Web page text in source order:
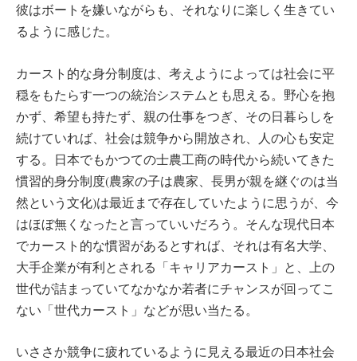
彼はボートを嫌いながらも、それなりに楽しく生きてい
るように感じた。
カースト的な身分制度は、考えようによっては社会に平
穏をもたらす一つの統治システムとも思える。野心を抱
かず、希望も持たず、親の仕事をつぎ、その日暮らしを
続けていれば、社会は競争から開放され、人の心も安定
する。日本でもかつての士農工商の時代から続いてきた
慣習的身分制度(農家の子は農家、長男が親を継ぐのは当
然という文化)は最近まで存在していたように思うが、今
はほぼ無くなったと言っていいだろう。そんな現代日本
でカースト的な慣習があるとすれば、それは有名大学、
大手企業が有利とされる「キャリアカースト」と、上の
世代が詰まっていてなかなか若者にチャンスが回ってこ
ない「世代カースト」などが思い当たる。
いささか競争に疲れているように見える最近の日本社会